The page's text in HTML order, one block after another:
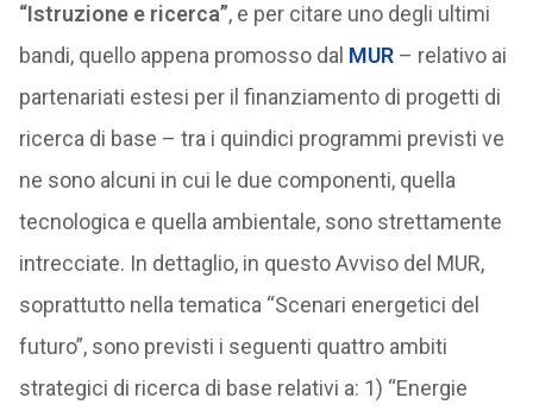
“Istruzione e ricerca”, e per citare uno degli ultimi
bandi, quello appena promosso dal MUR– relativo ai
partenariati estesi per il finanziamento di progetti di
ricerca di base – tra i quindici programmi previsti ve
ne sono alcuni in cui le due componenti, quella
tecnologica e quella ambientale, sono strettamente
intrecciate. In dettaglio, in questo Avviso del MUR,
soprattutto nella tematica “Scenari energetici del
futuro”, sono previsti i seguenti quattro ambiti
strategici di ricerca di base relativi a: 1) “Energie